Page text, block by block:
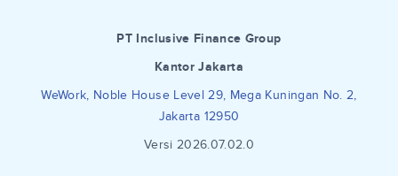
PT Inclusive Finance Group
Kantor Jakarta
WeWork, Noble House Level 29, Mega Kuningan No. 2,
Jakarta 12950
Versi 2026.07.02.0